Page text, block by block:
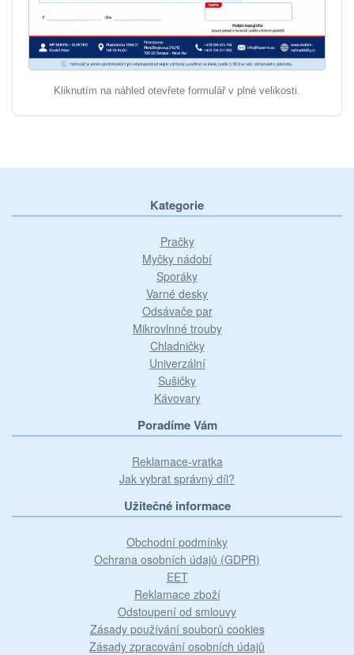
Kliknutím na náhled otevřete formulář v plné velikosti.
Kategorie
Pračky
Myčky nádobí
Sporáky
Varné desky
Odsávače par
Mikrovlnné trouby
Chladničky
Univerzální
Sušičky
Kávovary
Poradíme Vám
Reklamace-vratka
Jak vybrat správný díl?
Užitečné informace
Obchodní podmínky
Ochrana osobních údajů (GDPR)
EET
Reklamace zboží
Odstoupení od smlouvy
Zásady používání souborů cookies
Zásady zpracování osobních údajů